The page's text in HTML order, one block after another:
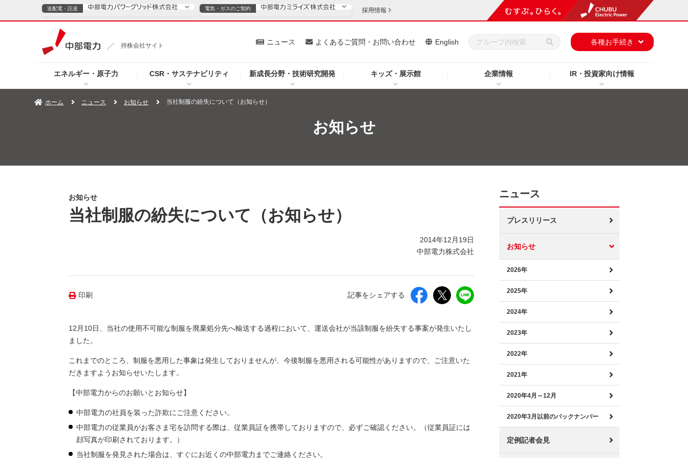
持株会社サイト
エネルギー・原子力 CSR・サステナビリティ 新成長分野・技術研究開発 キッズ・展示館 企業情報 IR・投資家向け情報
ニュース よくあるご質問・お問い合わせ English 各種お手続き
送配電・託送
TOPページへ ご案内 安定供給
企業情報
電気・ガスのご契約
電気・ガスのご契約
TOPページへ 個人のお客さま 法人のお客さま
採用情報
ホーム ニュース お知らせ 当社制服の紛失について（お知らせ）
お知らせ
お知らせ
当社制服の紛失について（お知らせ）
2014年12月19日
中部電力株式会社
印刷 記事をシェアする
12月10日、当社の使用不可能な制服を廃棄処分先へ輸送する過程において、運送会社が当該制服を紛失する事案が発生いたし
ました。
これまでのところ、制服を悪用した事象は発生しておりませんが、今後制服を悪用される可能性がありますので、ご注意いた
だきますようお知らせいたします。
【中部電力からのお願いとお知らせ】
中部電力の社員を装った詐欺にご注意ください。
中部電力の従業員がお客さま宅を訪問する際は、従業員証を携帯しておりますので、必ずご確認ください。（従業員証には
顔写真が印刷されております。）
当社制服を発見された場合は、すぐにお近くの中部電力までご連絡ください。
ニュース
プレスリリース
お知らせ
2026年
2025年
2024年
2023年
2022年
2021年
2020年4月～12月
2020年3月以前のバックナンバー
定例記者会見